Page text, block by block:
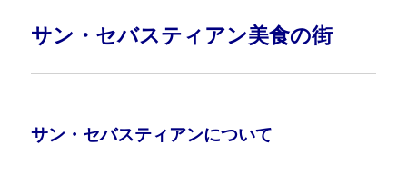
サン・セバスティアン美食の街
サン・セバスティアンについて